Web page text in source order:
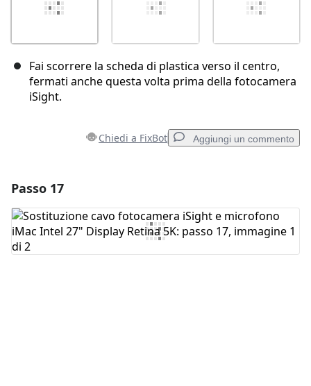
Fai scorrere la scheda di plastica verso il centro,
fermati anche questa volta prima della fotocamera
iSight.
Chiedi a FixBot Aggiungi un commento
Aggiungi Commento
Passo 17